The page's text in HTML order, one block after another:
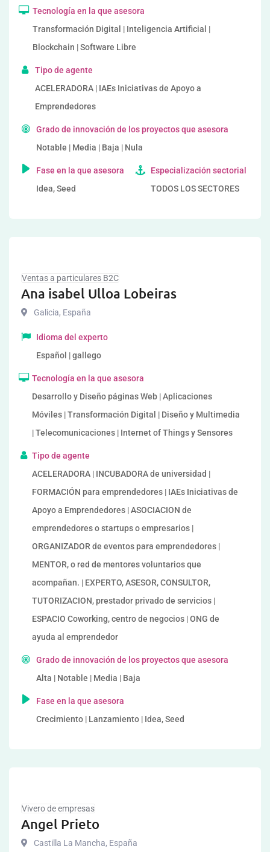
Tecnología en la que asesora
Transformación Digital | Inteligencia Artificial |
Blockchain | Software Libre
Tipo de agente
ACELERADORA | IAEs Iniciativas de Apoyo a
Emprendedores
Grado de innovación de los proyectos que asesora
Notable | Media | Baja | Nula
Fase en la que asesora
Idea, Seed
Especialización sectorial
TODOS LOS SECTORES
Ventas a particulares B2C
Ana isabel Ulloa Lobeiras
Galicia, España
Idioma del experto
Español | gallego
Tecnología en la que asesora
Desarrollo y Diseño páginas Web | Aplicaciones
Móviles | Transformación Digital | Diseño y Multimedia
| Telecomunicaciones | Internet of Things y Sensores
Tipo de agente
ACELERADORA | INCUBADORA de universidad |
FORMACIÓN para emprendedores | IAEs Iniciativas de
Apoyo a Emprendedores | ASOCIACION de
emprendedores o startups o empresarios |
ORGANIZADOR de eventos para emprendedores |
MENTOR, o red de mentores voluntarios que
acompañan. | EXPERTO, ASESOR, CONSULTOR,
TUTORIZACION, prestador privado de servicios |
ESPACIO Coworking, centro de negocios | ONG de
ayuda al emprendedor
Grado de innovación de los proyectos que asesora
Alta | Notable | Media | Baja
Fase en la que asesora
Crecimiento | Lanzamiento | Idea, Seed
Vivero de empresas
Angel Prieto
Castilla La Mancha, España